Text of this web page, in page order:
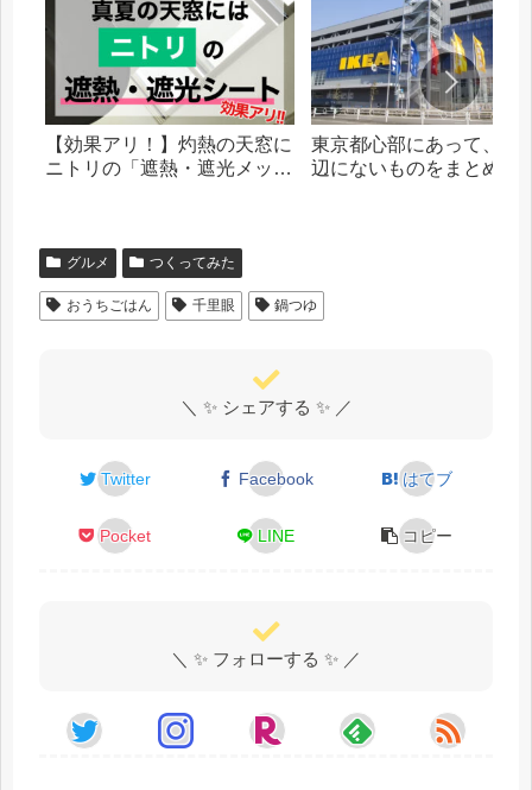
【効果アリ！】灼熱の天窓に
ニトリの「遮熱・遮光メッシ
東京都心部にあって、札
辺にないものをまとめま
グルメ つくってみた
おうちごはん 千里眼 鍋つゆ
＼ ✨ シェアする ✨ ／
Twitter Facebook はてブ
Pocket LINE コピー
＼ ✨ フォローする ✨ ／